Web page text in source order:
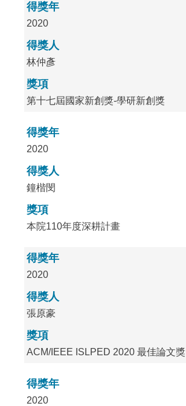
得獎年
2020
得獎人
林仲彥
獎項
第十七屆國家新創獎-學研新創獎
得獎年
2020
得獎人
鐘楷閔
獎項
本院110年度深耕計畫
得獎年
2020
得獎人
張原豪
獎項
ACM/IEEE ISLPED 2020 最佳論文獎
得獎年
2020